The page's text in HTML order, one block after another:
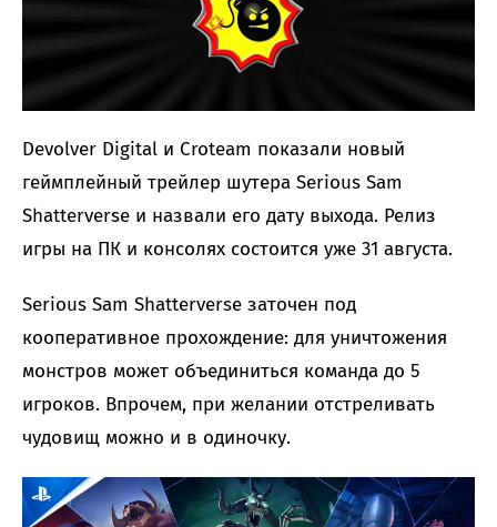
Devolver Digital и Croteam показали новый
геймплейный трейлер шутера Serious Sam
Shatterverse и назвали его дату выхода. Релиз
игры на ПК и консолях состоится уже 31 августа.
Serious Sam Shatterverse заточен под
кооперативное прохождение: для уничтожения
монстров может объединиться команда до 5
игроков. Впрочем, при желании отстреливать
чудовищ можно и в одиночку.